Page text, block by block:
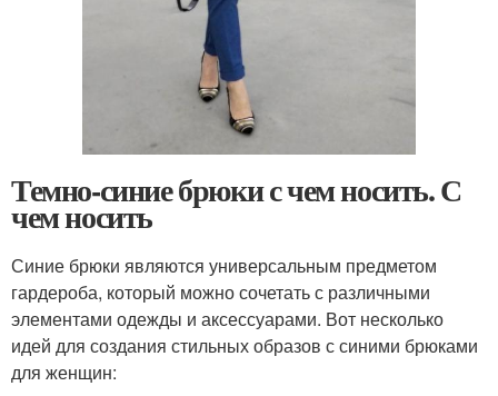
Темно-синие брюки с чем носить. С
чем носить
Синие брюки являются универсальным предметом
гардероба, который можно сочетать с различными
элементами одежды и аксессуарами. Вот несколько
идей для создания стильных образов с синими брюками
для женщин: